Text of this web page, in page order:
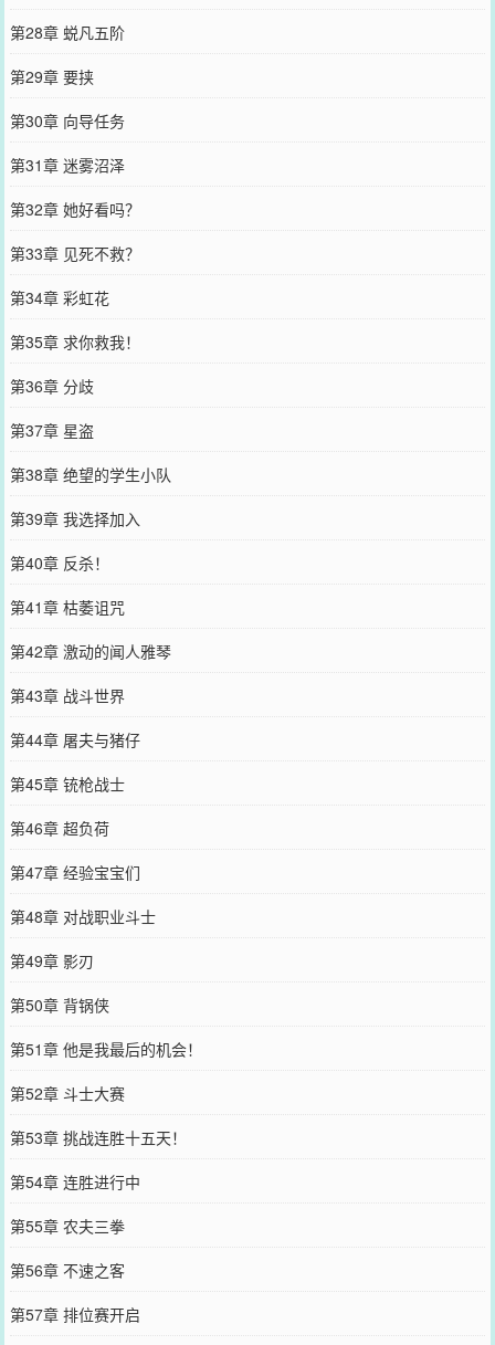
第28章 蜕凡五阶
第29章 要挟
第30章 向导任务
第31章 迷雾沼泽
第32章 她好看吗？
第33章 见死不救？
第34章 彩虹花
第35章 求你救我！
第36章 分歧
第37章 星盗
第38章 绝望的学生小队
第39章 我选择加入
第40章 反杀！
第41章 枯萎诅咒
第42章 激动的闻人雅琴
第43章 战斗世界
第44章 屠夫与猪仔
第45章 铳枪战士
第46章 超负荷
第47章 经验宝宝们
第48章 对战职业斗士
第49章 影刃
第50章 背锅侠
第51章 他是我最后的机会！
第52章 斗士大赛
第53章 挑战连胜十五天！
第54章 连胜进行中
第55章 农夫三拳
第56章 不速之客
第57章 排位赛开启